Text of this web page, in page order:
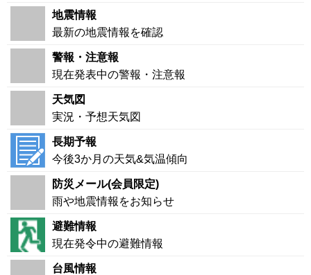
地震情報
最新の地震情報を確認
警報・注意報
現在発表中の警報・注意報
天気図
実況・予想天気図
長期予報
今後3か月の天気&気温傾向
防災メール(会員限定)
雨や地震情報をお知らせ
避難情報
現在発令中の避難情報
台風情報